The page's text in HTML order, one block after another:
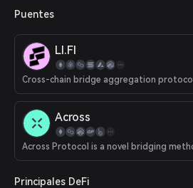
Puentes
LI.FI
Cross-chain bridge aggregation protocol
Across
Principales DeFi